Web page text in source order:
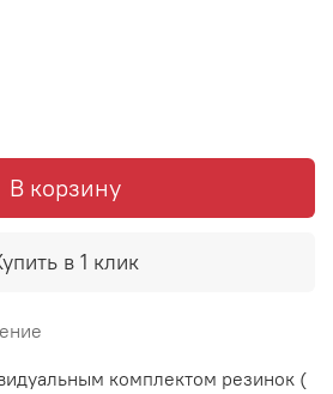
В корзину
в 1 клик
комплектом резинок (